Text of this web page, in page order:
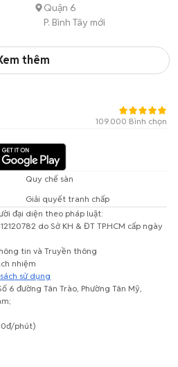
Quận 6
P. Bình Tây mới
thêm
109.000 Bình chọn
Quy chế sàn
Giải quyết tranh chấp
đại diện theo pháp luật:
do Sở KH & ĐT TP.HCM cấp ngày
tin và Truyền thông
nhiệm
sử dụng
6 đường Tân Trào, Phường Tân Mỹ,
phút)